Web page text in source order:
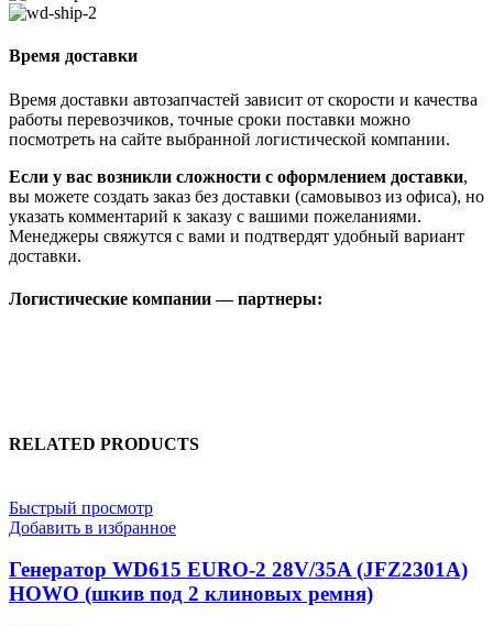
Время доставки
Время доставки автозапчастей зависит от скорости и качества
работы перевозчиков, точные сроки поставки можно
посмотреть на сайте выбранной логистической компании.
Если у вас возникли сложности с оформлением доставки,
вы можете создать заказ без доставки (самовывоз из офиса), но
указать комментарий к заказу с вашими пожеланиями.
Менеджеры свяжутся с вами и подтвердят удобный вариант
доставки.
Логистические компании — партнеры:
RELATED PRODUCTS
Быстрый просмотр
Добавить в избранное
Генератор WD615 EURO-2 28V/35A (JFZ2301A)
HOWO (шкив под 2 клиновых ремня)